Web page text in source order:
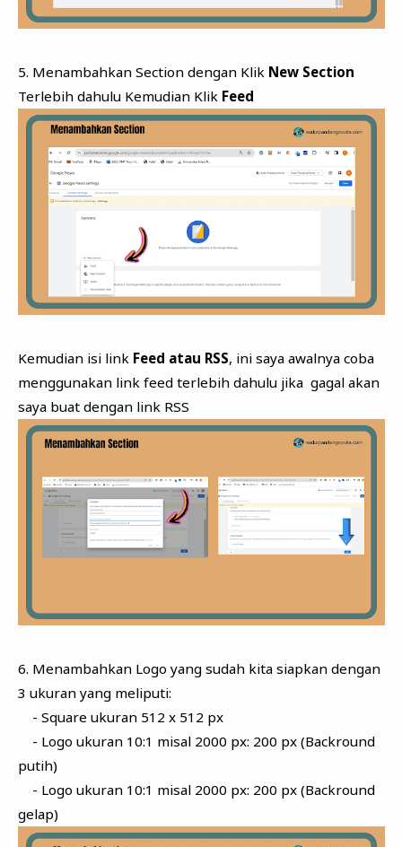
5. Menambahkan Section dengan Klik New Section
Terlebih dahulu Kemudian Klik Feed
Kemudian isi link Feed atau RSS, ini saya awalnya coba
menggunakan link feed terlebih dahulu jika gagal akan
saya buat dengan link RSS
6. Menambahkan Logo yang sudah kita siapkan dengan
3 ukuran yang meliputi:
- Square ukuran 512 x 512 px
- Logo ukuran 10:1 misal 2000 px: 200 px (Backround
putih)
- Logo ukuran 10:1 misal 2000 px: 200 px (Backround
gelap)